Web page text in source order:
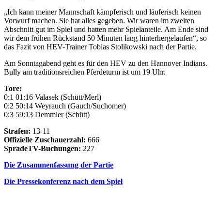
„Ich kann meiner Mannschaft kämpferisch und läuferisch keinen
Vorwurf machen. Sie hat alles gegeben. Wir waren im zweiten
Abschnitt gut im Spiel und hatten mehr Spielanteile. Am Ende sind
wir dem frühen Rückstand 50 Minuten lang hinterhergelaufen“, so
das Fazit von HEV-Trainer Tobias Stolikowski nach der Partie.
Am Sonntagabend geht es für den HEV zu den Hannover Indians.
Bully am traditionsreichen Pferdeturm ist um 19 Uhr.
Tore:
0:1 01:16 Valasek (Schütt/Merl)
0:2 50:14 Weyrauch (Gauch/Suchomer)
0:3 59:13 Demmler (Schütt)
Strafen: 13-11
Offizielle Zuschauerzahl: 666
SpradeTV-Buchungen: 227
Die Zusammenfassung der Partie
Die Pressekonferenz nach dem Spiel